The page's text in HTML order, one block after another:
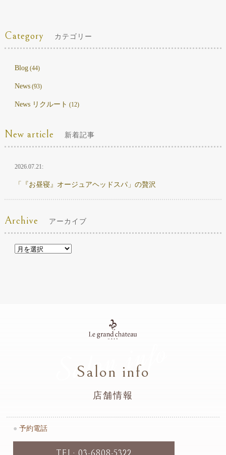
Category カテゴリー
Blog(44)
News(93)
News リクルート (12)
New article 新着記事
2026.07.21:
「『お昼寝』オージュアヘッドスパ」の贅沢
Archive アーカイブ
Salon info
Salon info
店舗情報
● 予約電話